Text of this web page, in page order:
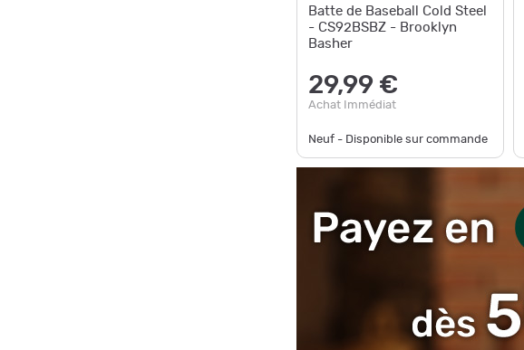
Batte de Baseball Cold Steel
- CS92BSBZ - Brooklyn
Basher
29,99 €
Achat Immédiat
Neuf - Disponible sur commande